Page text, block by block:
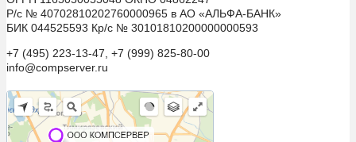
Р/с № 40702810202760000965 в АО «АЛЬФА-БАНК»
БИК 044525593 Кр/с № 30101810200000000593
+7 (495) 223-13-47, +7 (999) 825-80-00
info@compserver.ru